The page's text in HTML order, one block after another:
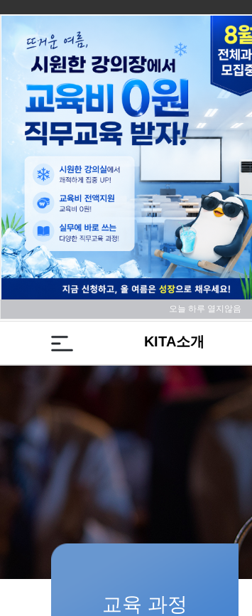
KITA소개
교육 과정
오늘 하루 열지않음